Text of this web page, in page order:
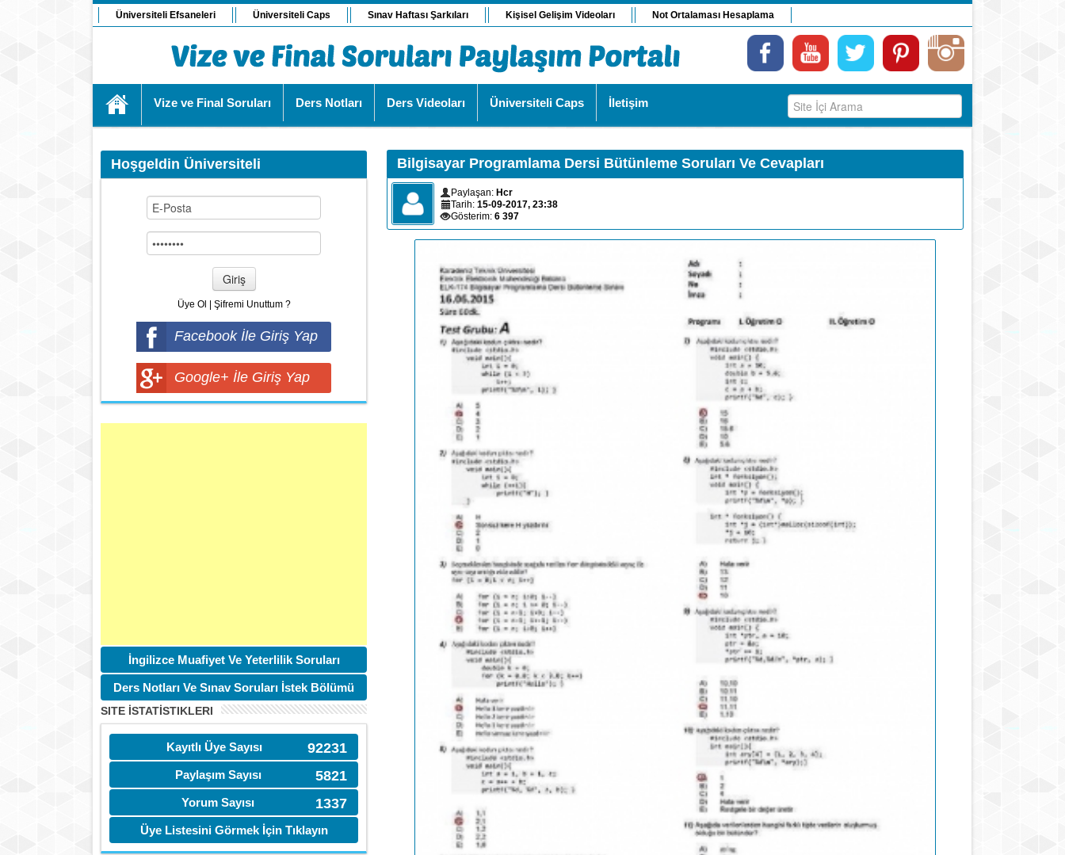
Üniversiteli Efsaneleri Üniversiteli Caps Sınav Haftası Şarkıları Kişisel Gelişim Videoları Not Ortalaması Hesaplama
Vize ve Final Soruları Ders Notları Ders Videoları Üniversiteli Caps İletişim
Hoşgeldin Üniversiteli
Giriş
Üye Ol Şifremi Unuttum ?
Facebook İle Giriş Yap
Google+ İle Giriş Yap
İngilizce Muafiyet Ve Yeterlilik Soruları
Ders Notları Ve Sınav Soruları İstek Bölümü
SITE İSTATİSTIKLERI
92231
Kayıtlı Üye Sayısı
5821
Paylaşım Sayısı
1337
Yorum Sayısı
Üye Listesini Görmek İçin Tıklayın
Bilgisayar Programlama Dersi Bütünleme Soruları Ve Cevapları
Paylaşan: Hcr
Tarih: 15-09-2017, 23:38
Gösterim: 6 397